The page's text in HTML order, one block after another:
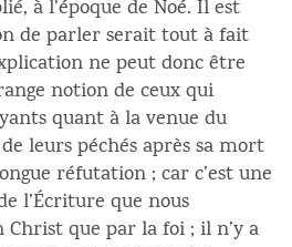
à l’époque de Noé. Il est
de parler serait tout à fait
ne peut donc être
notion de ceux qui
quant à la venue du
leurs péchés après sa mort
réfutation ; car c’est une
l’Écriture que nous
Christ que par la foi ; il n’y a